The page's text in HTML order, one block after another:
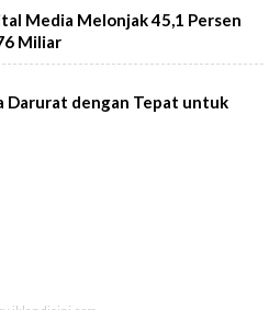
Media Melonjak 45,1 Persen
Miliar
Darurat dengan Tepat untuk